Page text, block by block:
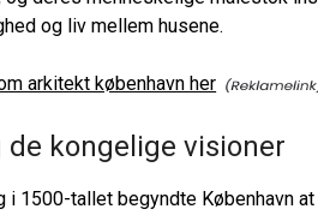
og liv mellem husene.
arkitekt københavn her
kongelige visioner
1500-tallet begyndte København